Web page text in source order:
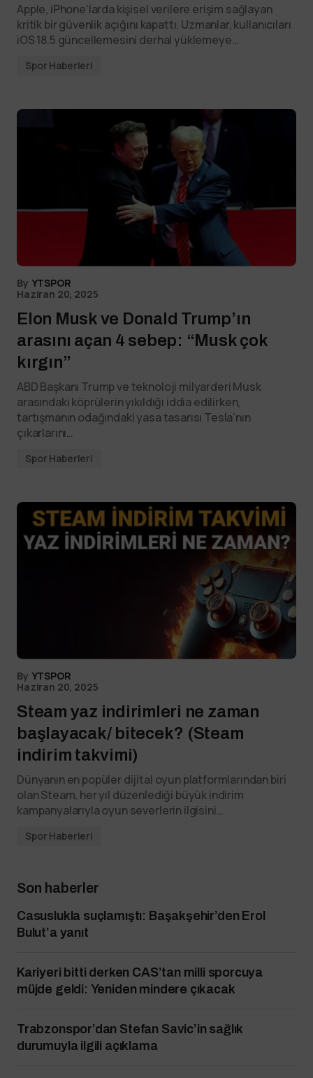
Apple, iPhone’larda kişisel verilere erişim sağlayan
kritik bir güvenlik açığını kapattı. Uzmanlar, kullanıcıları
iOS 18.5 güncellemesini derhal yüklemeye…
Spor Haberleri
By YTSPOR
Haziran 20, 2025
Elon Musk ve Donald Trump’ın
arasını açan 4 sebep: “Musk çok
kırgın”
ABD Başkanı Trump ve teknoloji milyarderi Musk
arasındaki köprülerin yıkıldığı iddia edilirken,
tartışmanın odağındaki yasa tasarısı Tesla’nın
çıkarlarını…
Spor Haberleri
By YTSPOR
Haziran 20, 2025
Steam yaz indirimleri ne zaman
başlayacak/ bitecek? (Steam
indirim takvimi)
Dünyanın en popüler dijital oyun platformlarından biri
olan Steam, her yıl düzenlediği büyük indirim
kampanyalarıyla oyun severlerin ilgisini…
Spor Haberleri
Son haberler
Casuslukla suçlamıştı: Başakşehir’den Erol
Bulut’a yanıt
Kariyeri bitti derken CAS’tan milli sporcuya
müjde geldi: Yeniden mindere çıkacak
Trabzonspor’dan Stefan Savic’in sağlık
durumuyla ilgili açıklama